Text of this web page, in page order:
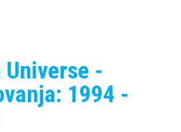
-
1994 -